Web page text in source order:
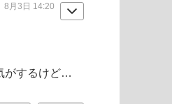
8月3日 14:20
がするけど…